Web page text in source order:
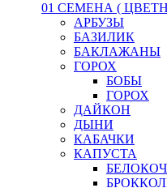
01 СЕМЕНА (
АРБУЗЫ
БАЗИЛИК
БАКЛАЖАНЫ
ГОРОХ
БОБЫ
ГОРОХ
ДАЙКОН
ДЫНИ
КАБАЧКИ
КАПУСТА